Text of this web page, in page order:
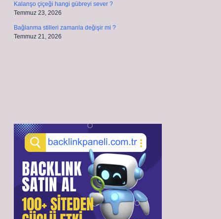
Kalanşo çiçeği hangi gübreyi sever ?
Temmuz 23, 2026
Bağlanma stilleri zamanla değişir mi ?
Temmuz 21, 2026